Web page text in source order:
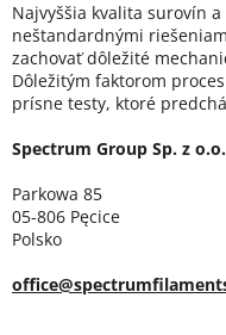
Najvyššia kvalita surovín
neštandardnými
zachovať dôležité
Dôležitým faktorom
prísne testy, ktoré
Spectrum Group Sp. z o.o.
Parkowa 85
05-806 Pęcice
Polsko